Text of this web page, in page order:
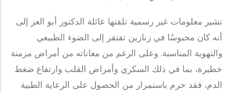
تشير معلومات غير رسمية تلقتها عائلة الدكتور أبو العز إلى
أنه كان محبوسًا في زنازين تفتقر إلى الضوء الطبيعي
والتهوية المناسبة. وعلى الرغم من معاناته من أمراض مزمنة
خطيرة، بما في ذلك السكري وأمراض القلب وارتفاع ضغط
الدم، فقد حرم باستمرار من الحصول على الرعاية الطبية